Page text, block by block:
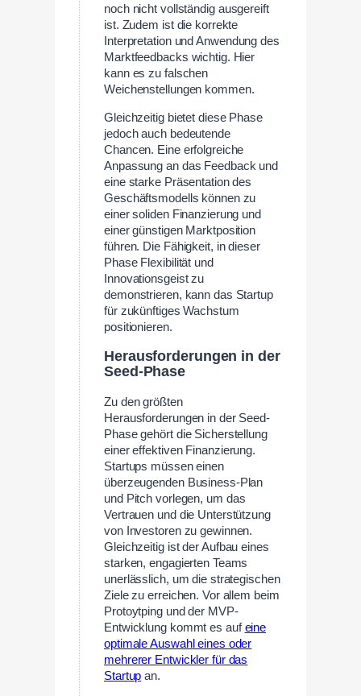
noch nicht vollständig ausgereift
ist. Zudem ist die korrekte
Interpretation und Anwendung des
Marktfeedbacks wichtig. Hier
kann es zu falschen
Weichenstellungen kommen.
Gleichzeitig bietet diese Phase
jedoch auch bedeutende
Chancen. Eine erfolgreiche
Anpassung an das Feedback und
eine starke Präsentation des
Geschäftsmodells können zu
einer soliden Finanzierung und
einer günstigen Marktposition
führen. Die Fähigkeit, in dieser
Phase Flexibilität und
Innovationsgeist zu
demonstrieren, kann das Startup
für zukünftiges Wachstum
positionieren.
Herausforderungen in der
Seed-Phase
Zu den größten
Herausforderungen in der Seed-
Phase gehört die Sicherstellung
einer effektiven Finanzierung.
Startups müssen einen
überzeugenden Business-Plan
und Pitch vorlegen, um das
Vertrauen und die Unterstützung
von Investoren zu gewinnen.
Gleichzeitig ist der Aufbau eines
starken, engagierten Teams
unerlässlich, um die strategischen
Ziele zu erreichen. Vor allem beim
Protoytping und der MVP-
Entwicklung kommt es aufeine
optimale Auswahl eines oder
mehrerer Entwickler für das
Startup an.